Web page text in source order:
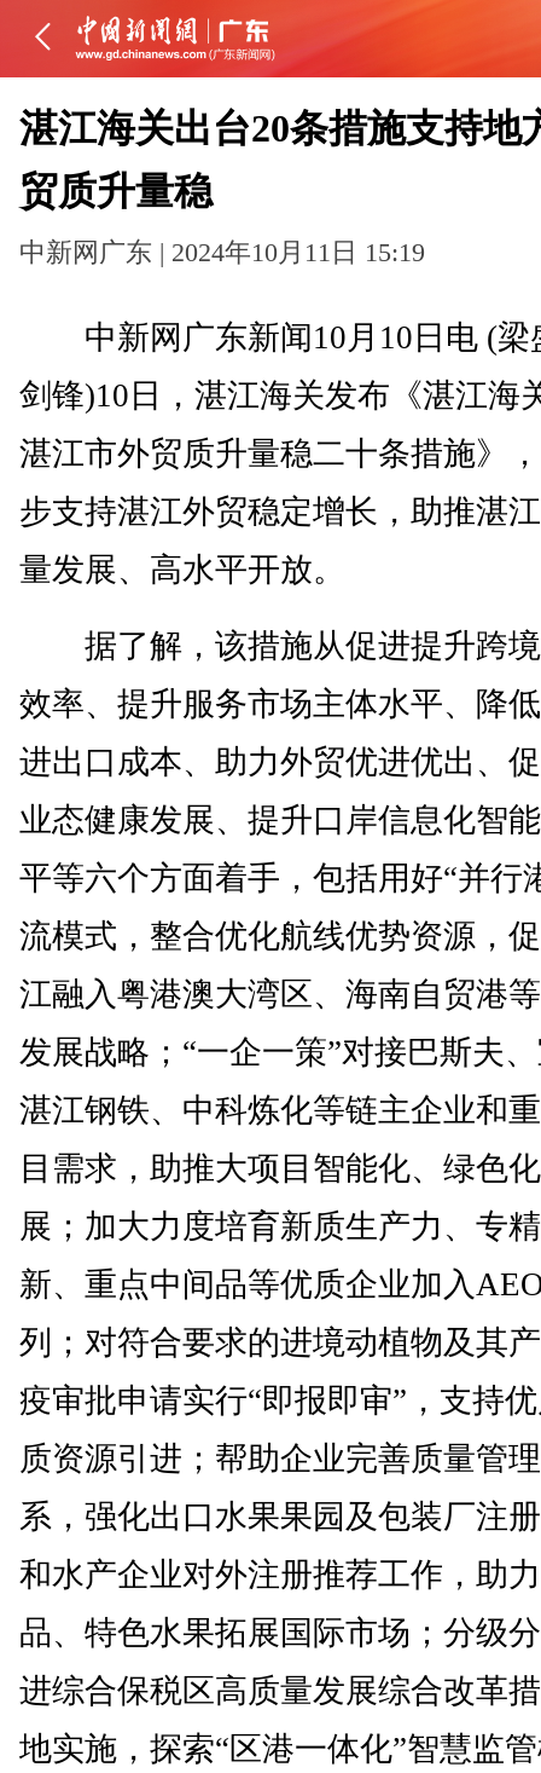
湛江海关出台20条措施支持地
贸质升量稳
中新网广东 | 2024年10月11日 15:19
中新网广东新闻10月10日电 (梁
剑锋)10日，湛江海关发布《湛江海
湛江市外贸质升量稳二十条措施》
步支持湛江外贸稳定增长，助推湛
量发展、高水平开放。
据了解，该措施从促进提升跨
效率、提升服务市场主体水平、降
进出口成本、助力外贸优进优出、
业态健康发展、提升口岸信息化智
平等六个方面着手，包括用好“并行
流模式，整合优化航线优势资源，
江融入粤港澳大湾区、海南自贸港
发展战略；“一企一策”对接巴斯夫
湛江钢铁、中科炼化等链主企业和
目需求，助推大项目智能化、绿色
展；加大力度培育新质生产力、专
新、重点中间品等优质企业加入
列；对符合要求的进境动植物及其
疫审批申请实行“即报即审”，支持
质资源引进；帮助企业完善质量管
系，强化出口水果果园及包装厂注
和水产企业对外注册推荐工作，助
品、特色水果拓展国际市场；分级
进综合保税区高质量发展综合改革
地实施，探索“区港一体化”智慧监